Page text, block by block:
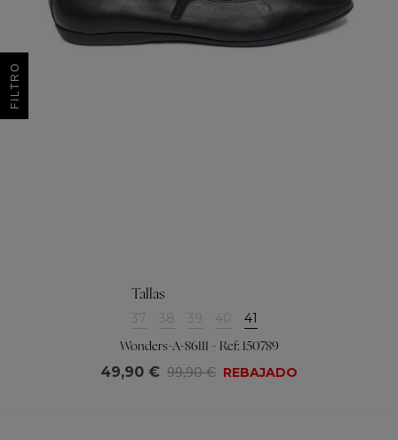
Tallas
37 38 39 40 41
Wonders-A-86111 - Ref: 150789
49,90 € 99,90 € REBAJADO
FILTRO